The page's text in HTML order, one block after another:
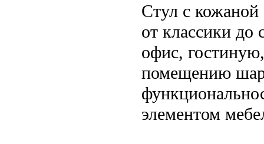
Стул с кожаной
от классики до
офис,
помещению
элементом